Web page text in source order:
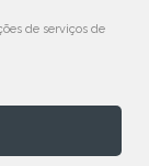
de serviços de